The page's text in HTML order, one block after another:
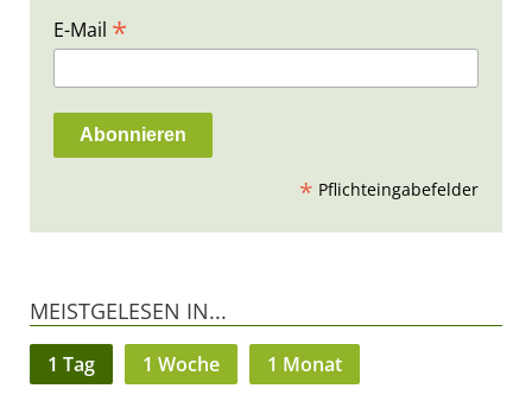
E-Mail *
* Pflichteingabefelder
MEISTGELESEN IN...
1 Tag 1 Woche 1 Monat